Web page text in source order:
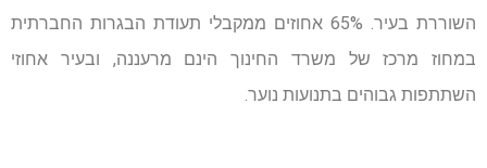
השוררת בעיר. 65% אחוזים ממקבלי תעודת הבגרות החברתית
במחוז מרכז של משרד החינוך הינם מרעננה, ובעיר אחוזי
השתתפות גבוהים בתנועות נוער.